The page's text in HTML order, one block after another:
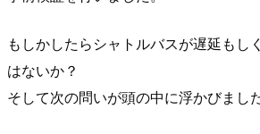
もしかしたらシャトルバスが遅延もし
はないか？
そして次の問いが頭の中に浮かびました